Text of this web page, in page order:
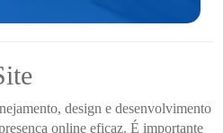
design e desenvolvimento
online eficaz. É importante